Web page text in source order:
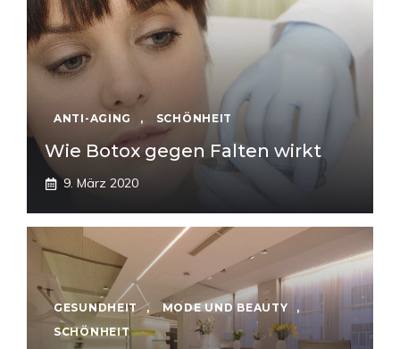
ANTI-AGING , SCHÖNHEIT
Wie Botox gegen Falten wirkt
9. März 2020
GESUNDHEIT , MODE UND BEAUTY
,
SCHÖNHEIT